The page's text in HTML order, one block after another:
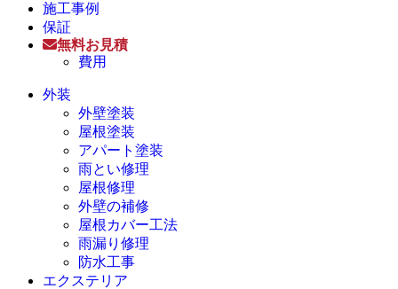
施工事例
保証
無料お見積
費用
外装
外壁塗装
屋根塗装
アパート塗装
雨とい修理
屋根修理
外壁の補修
屋根カバー工法
雨漏り修理
防水工事
エクステリア